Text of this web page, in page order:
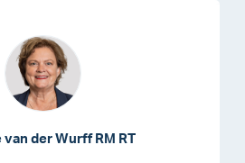
van der Wurff RM RT